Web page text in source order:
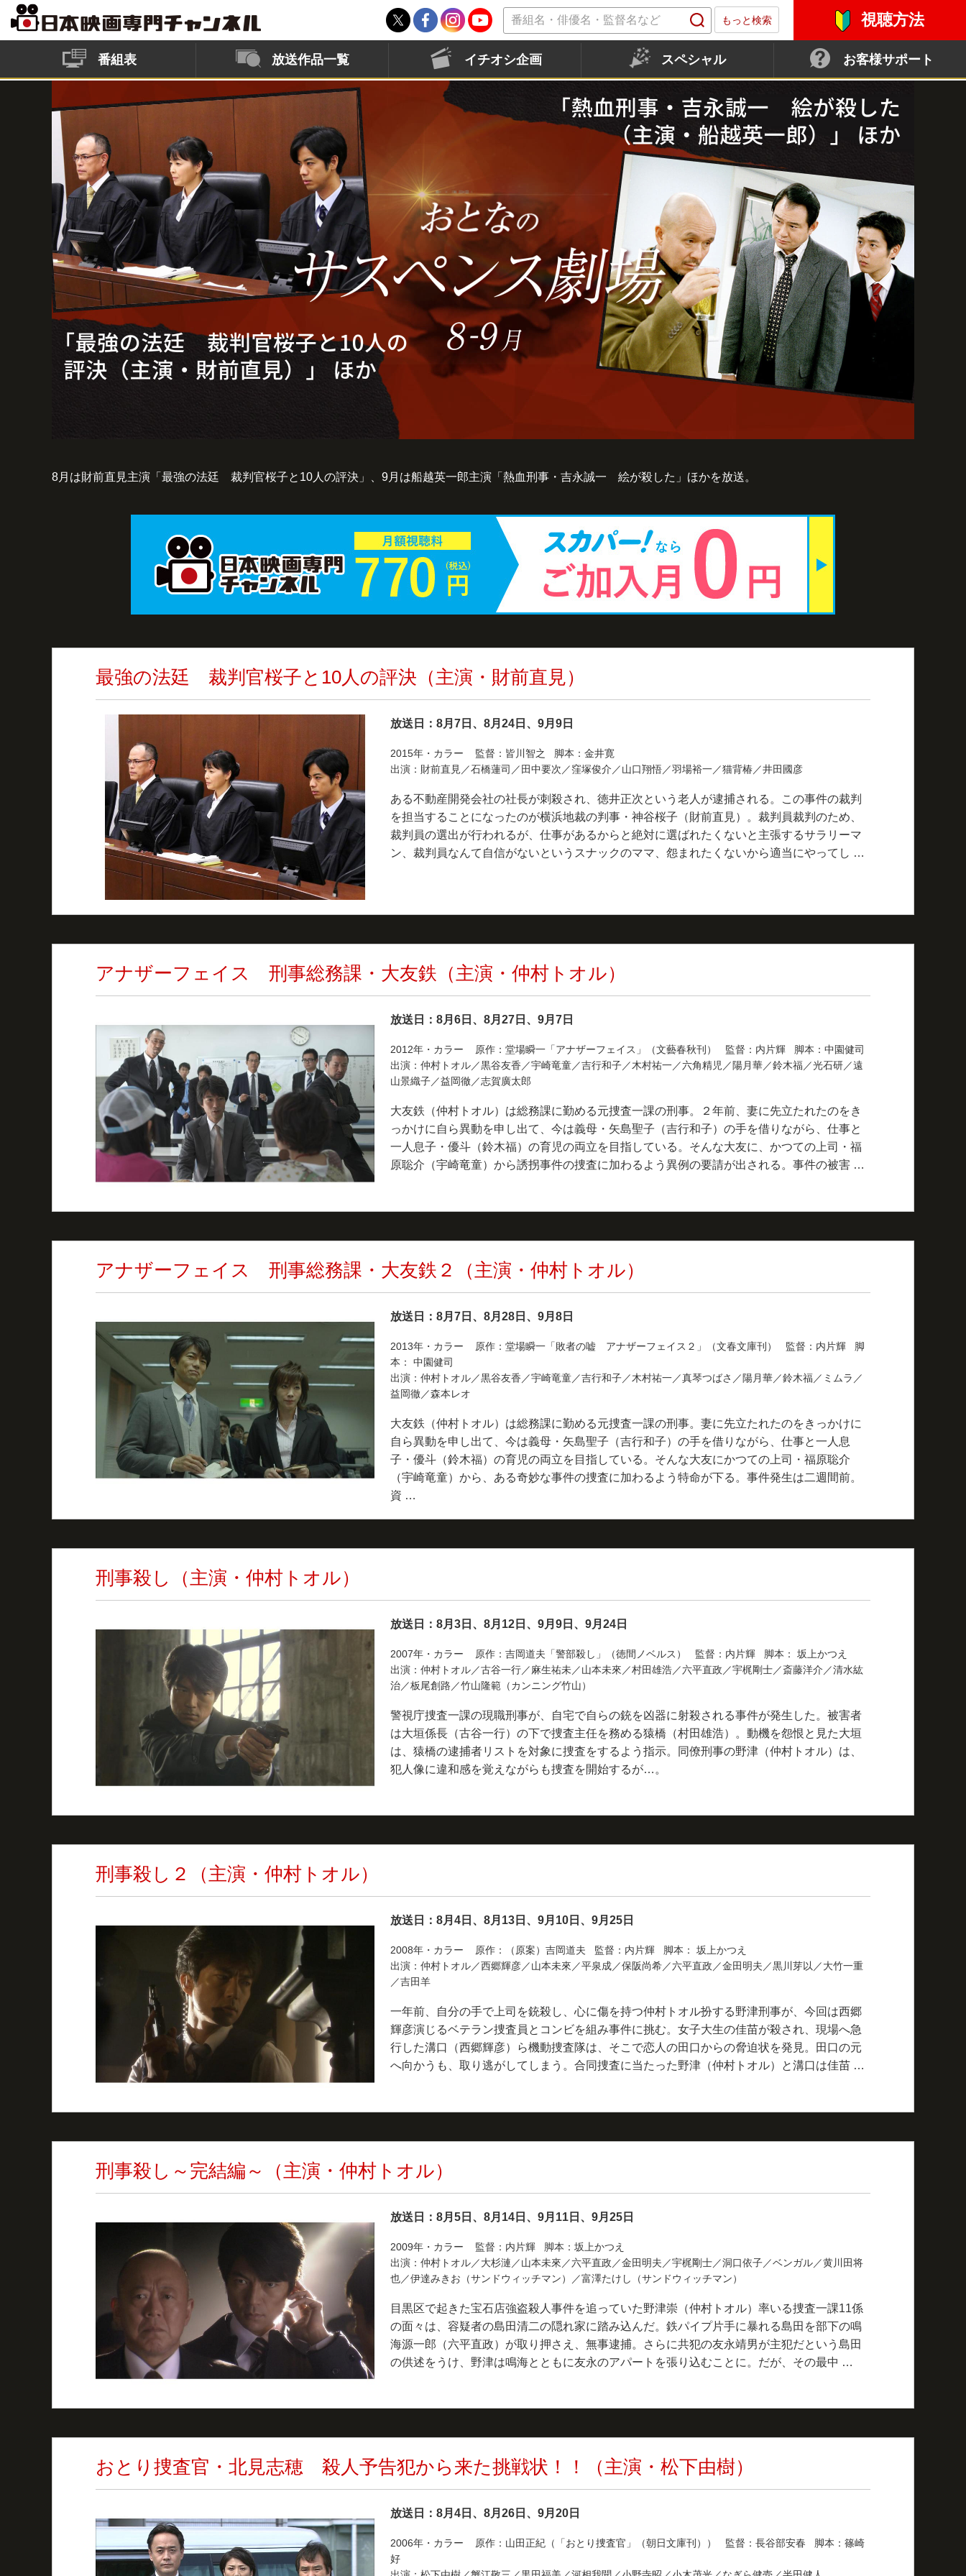
もっと検索 視聴方法
番組表 放送作品一覧 イチオシ企画 スペシャル お客様サポート
8月は財前直見主演「最強の法廷 裁判官桜子と10人の評決」、9月は船越英一郎主演「熱血刑事・吉永誠一 絵が殺した」ほかを放送。
最強の法廷 裁判官桜子と10人の評決（主演・財前直見）
放送日：8月7日、8月24日、9月9日
2015年・カラー 監督：皆川智之 脚本：金井寛
出演：財前直見／石橋蓮司／田中要次／窪塚俊介／山口翔悟／羽場裕一／猫背椿／井田國彦
ある不動産開発会社の社長が刺殺され、徳井正次という老人が逮捕される。この事件の裁判
を担当することになったのが横浜地裁の判事・神谷桜子（財前直見）。裁判員裁判のため、
裁判員の選出が行われるが、仕事があるからと絶対に選ばれたくないと主張するサラリーマ
ン、裁判員なんて自信がないというスナックのママ、怨まれたくないから適当にやってし …
アナザーフェイス 刑事総務課・大友鉄（主演・仲村トオル）
放送日：8月6日、8月27日、9月7日
2012年・カラー 原作：堂場瞬一「アナザーフェイス」（文藝春秋刊） 監督：内片輝 脚本：中園健司
出演：仲村トオル／黒谷友香／宇崎竜童／吉行和子／木村祐一／六角精児／陽月華／鈴木福／光石研／遠
山景織子／益岡徹／志賀廣太郎
大友鉄（仲村トオル）は総務課に勤める元捜査一課の刑事。２年前、妻に先立たれたのをき
っかけに自ら異動を申し出て、今は義母・矢島聖子（吉行和子）の手を借りながら、仕事と
一人息子・優斗（鈴木福）の育児の両立を目指している。そんな大友に、かつての上司・福
原聡介（宇崎竜童）から誘拐事件の捜査に加わるよう異例の要請が出される。事件の被害 …
アナザーフェイス 刑事総務課・大友鉄２（主演・仲村トオル）
放送日：8月7日、8月28日、9月8日
2013年・カラー 原作：堂場瞬一「敗者の嘘 アナザーフェイス２」（文春文庫刊） 監督：内片輝 脚
本： 中園健司
出演：仲村トオル／黒谷友香／宇崎竜童／吉行和子／木村祐一／真琴つばさ／陽月華／鈴木福／ミムラ／
益岡徹／森本レオ
大友鉄（仲村トオル）は総務課に勤める元捜査一課の刑事。妻に先立たれたのをきっかけに
自ら異動を申し出て、今は義母・矢島聖子（吉行和子）の手を借りながら、仕事と一人息
子・優斗（鈴木福）の育児の両立を目指している。そんな大友にかつての上司・福原聡介
（宇崎竜童）から、ある奇妙な事件の捜査に加わるよう特命が下る。事件発生は二週間前。
資 …
刑事殺し（主演・仲村トオル）
放送日：8月3日、8月12日、9月9日、9月24日
2007年・カラー 原作：吉岡道夫「警部殺し」（徳間ノベルス） 監督：内片輝 脚本： 坂上かつえ
出演：仲村トオル／古谷一行／麻生祐未／山本未來／村田雄浩／六平直政／宇梶剛士／斎藤洋介／清水紘
治／板尾創路／竹山隆範（カンニング竹山）
警視庁捜査一課の現職刑事が、自宅で自らの銃を凶器に射殺される事件が発生した。被害者
は大垣係長（古谷一行）の下で捜査主任を務める猿橋（村田雄浩）。動機を怨恨と見た大垣
は、猿橋の逮捕者リストを対象に捜査をするよう指示。同僚刑事の野津（仲村トオル）は、
犯人像に違和感を覚えながらも捜査を開始するが…。
刑事殺し２（主演・仲村トオル）
放送日：8月4日、8月13日、9月10日、9月25日
2008年・カラー 原作：（原案）吉岡道夫 監督：内片輝 脚本： 坂上かつえ
出演：仲村トオル／西郷輝彦／山本未來／平泉成／保阪尚希／六平直政／金田明夫／黒川芽以／大竹一重
／吉田羊
一年前、自分の手で上司を銃殺し、心に傷を持つ仲村トオル扮する野津刑事が、今回は西郷
輝彦演じるベテラン捜査員とコンビを組み事件に挑む。女子大生の佳苗が殺され、現場へ急
行した溝口（西郷輝彦）ら機動捜査隊は、そこで恋人の田口からの脅迫状を発見。田口の元
へ向かうも、取り逃がしてしまう。合同捜査に当たった野津（仲村トオル）と溝口は佳苗 …
刑事殺し～完結編～（主演・仲村トオル）
放送日：8月5日、8月14日、9月11日、9月25日
2009年・カラー 監督：内片輝 脚本：坂上かつえ
出演：仲村トオル／大杉漣／山本未來／六平直政／金田明夫／宇梶剛士／洞口依子／ベンガル／黄川田将
也／伊達みきお（サンドウィッチマン）／富澤たけし（サンドウィッチマン）
目黒区で起きた宝石店強盗殺人事件を追っていた野津崇（仲村トオル）率いる捜査一課11係
の面々は、容疑者の島田清二の隠れ家に踏み込んだ。鉄パイプ片手に暴れる島田を部下の鳴
海源一郎（六平直政）が取り押さえ、無事逮捕。さらに共犯の友永靖男が主犯だという島田
の供述をうけ、野津は鳴海とともに友永のアパートを張り込むことに。だが、その最中 …
おとり捜査官・北見志穂 殺人予告犯から来た挑戦状！！（主演・松下由樹）
放送日：8月4日、8月26日、9月20日
2006年・カラー 原作：山田正紀（「おとり捜査官」（朝日文庫刊）） 監督：長谷部安春 脚本：篠崎
好